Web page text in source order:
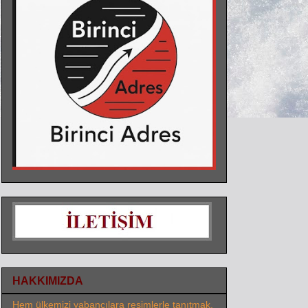
HAKKIMIZDA
Hem ülkemizi yabancılara resimlerle tanıtmak,